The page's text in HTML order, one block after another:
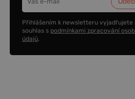
Přihlášením k newsletteru vyjadřujete
souhlas s podmínkami zpracování
údajů.